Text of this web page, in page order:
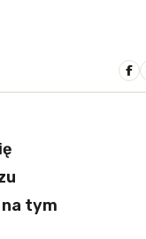
na tym